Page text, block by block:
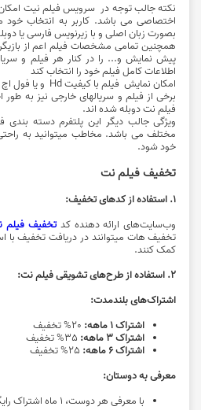
نکته جالب توجه در سرویس فیلم نیت امکان
اختصاصی می باشد. کاربر به انتخاب خود
بصورت زبان اصلی و با زیرنویس فارسی یا
همچنین تمامی مشخصات فیلم اعم از
پیش نمایش و... را در کنار هر فیلم و
اطلاعات کامل فیلم خود را انتخاب کند
امکان نمایش فیلم با کیفیت Hd و یا فول اچ دی نیز برای مخاطبان وجود دارد.
برخی از فیلم و سریالهای خارجی نیز به
فیلم نت دوبله شده اند.
ویژگی جالب دیگر این پلتفرم دسته بندی
مختلف می باشد. مخاطب میتوانید به راحتی
خود شود.
تخفیف فیلم نت
1. استفاده از کدهای تخفیف:
وب‌سایت‌های ارائه دهنده کدتخفیف فیلم
تخفیف هات میتوانند در دریافت تخفیف با
کمک کنند.
2. استفاده از طرح‌های تشویقی فیلم نت:
اشتراک‌های بلندمدت:
اشتراک 1 ماهه:
20% تخفیف
اشتراک 3 ماهه:
اشتراک 6 ماهه:
معرفی به دوستان:
با معرفی هر دوست، 1 ماه اشتراک رایگان دریافت کنید.